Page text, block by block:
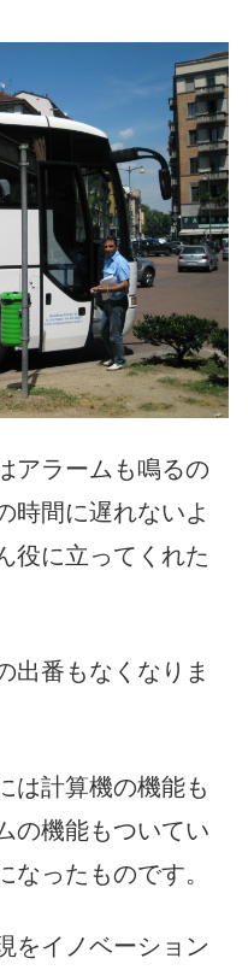
アラームも鳴るの
時間に遅れないよ
役に立ってくれた
番もなくなりま
は計算機の機能も
の機能もついてい
なったものです。
をイノベーション